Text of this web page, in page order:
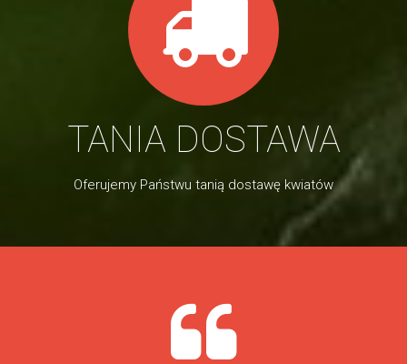
TANIA DOSTAWA
Oferujemy Państwu tanią dostawę kwiatów